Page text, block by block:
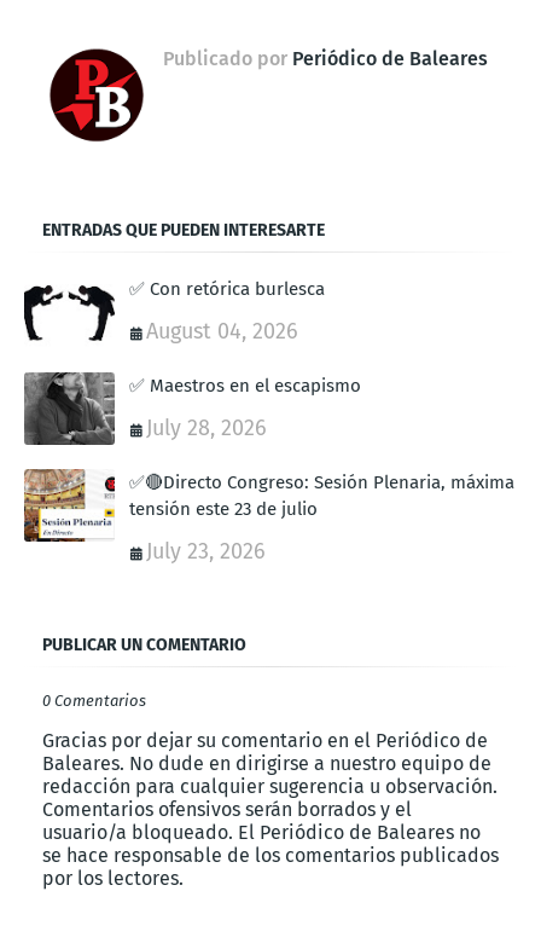
Publicado por Periódico de Baleares
ENTRADAS QUE PUEDEN INTERESARTE
✅ Con retórica burlesca
August 04, 2026
✅ Maestros en el escapismo
July 28, 2026
✅🔴Directo Congreso: Sesión Plenaria, máxima
tensión este 23 de julio
July 23, 2026
PUBLICAR UN COMENTARIO
0 Comentarios
Gracias por dejar su comentario en el Periódico de
Baleares. No dude en dirigirse a nuestro equipo de
redacción para cualquier sugerencia u observación.
Comentarios ofensivos serán borrados y el
usuario/a bloqueado. El Periódico de Baleares no
se hace responsable de los comentarios publicados
por los lectores.